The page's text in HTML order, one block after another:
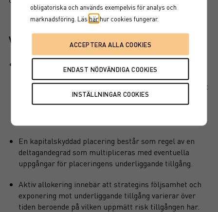
Viktiga egenskaper
Produkten har ett visst kapitalskydd, dvs en del av det
investerade kapitalet är skyddat vid löptidens slut. Det
finns en kreditrisk i placeringen som är beroende av att
emittenten inte hamnar på obestånd eller försätts i
En kapitalskyddad placering består som regel av en
deltagandegrad som multipliceras med eventuella
uppgångar för placeringens underliggande tillgång.
Aktiv allokering innebär att strategins följsamhet och
exponering mot underliggande tillgång varierar över
tiden beroende på vilken uppmätt risk tillgången har.
obligatoriska och används exempelvis för analys och
marknadsföring. Läs härhur cookies fungerar.